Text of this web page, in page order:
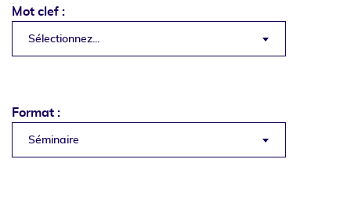
Mot clef :
Sélectionnez...
Format :
Séminaire